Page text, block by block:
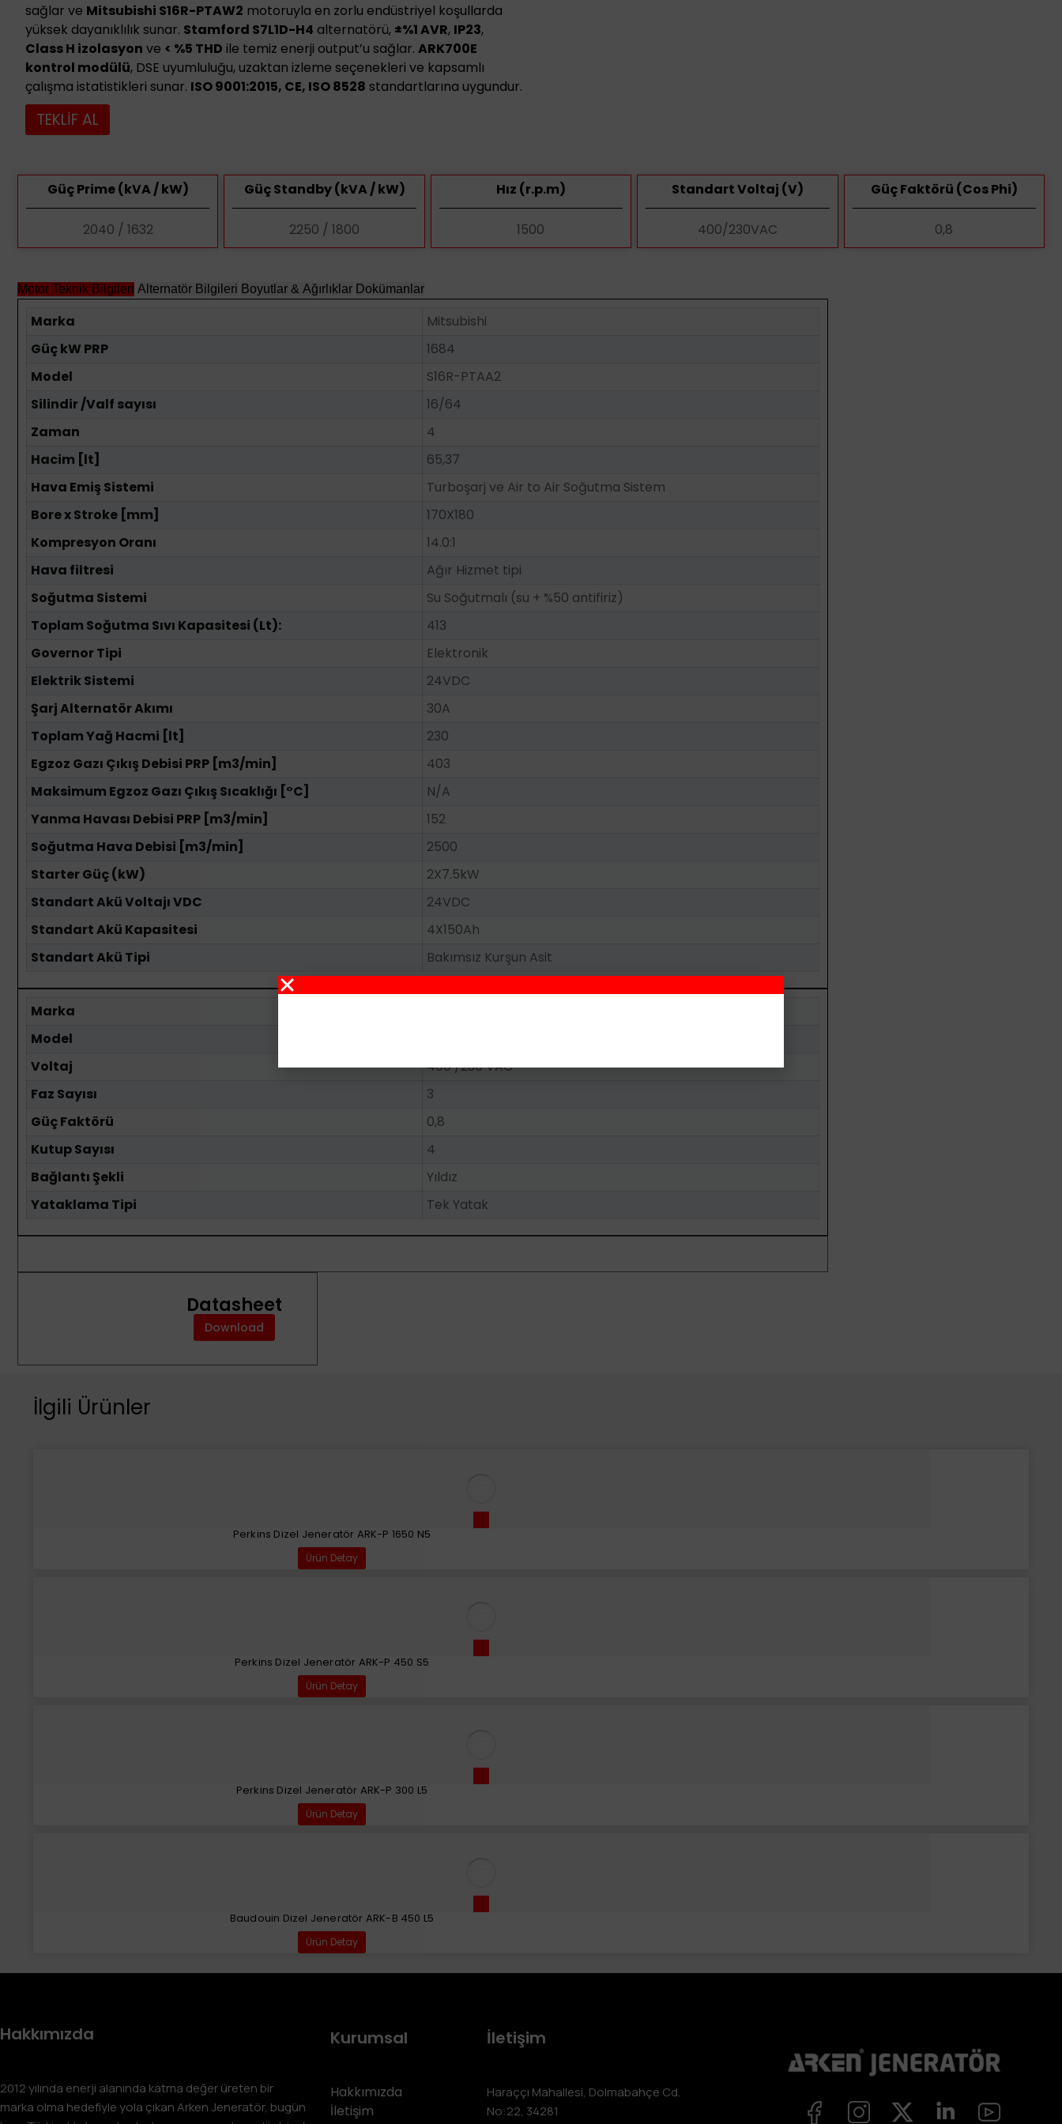
sağlar ve Mitsubishi S16R-PTAW2 motoruyla en zorlu endüstriyel koşullarda
yüksek dayanıklılık sunar. Stamford S7L1D-H4 alternatörü, ±%1 AVR, IP23,
Class H izolasyon ve < %5 THD ile temiz enerji output’u sağlar. ARK700E
kontrol modülü, DSE uyumluluğu, uzaktan izleme seçenekleri ve kapsamlı
çalışma istatistikleri sunar. ISO 9001:2015, CE, ISO 8528 standartlarına uygundur.
TEKLİF AL
Güç Prime (kVA / kW)
2040 / 1632
Güç Standby (kVA / kW)
2250 / 1800
Hız (r.p.m)
1500
Standart Voltaj (V)
400/230VAC
Güç Faktörü (Cos Phi)
0,8
Motor Teknik Bilgileri Alternatör Bilgileri Boyutlar & Ağırlıklar Dokümanlar
Marka
Mitsubishi
Güç kW PRP
1684
Model
S16R-PTAA2
Silindir /Valf sayısı
16/64
Zaman
4
Hacim [lt]
65,37
Hava Emiş Sistemi
Turboşarj ve Air to Air Soğutma Sistem
Bore x Stroke [mm]
170X180
Kompresyon Oranı
14.0:1
Hava filtresi
Ağır Hizmet tipi
Soğutma Sistemi
Su Soğutmalı (su + %50 antifiriz)
Toplam Soğutma Sıvı Kapasitesi (Lt):
413
Governor Tipi
Elektronik
Elektrik Sistemi
24VDC
Şarj Alternatör Akımı
30A
Toplam Yağ Hacmi [lt]
230
Egzoz Gazı Çıkış Debisi PRP [m3/min]
403
Maksimum Egzoz Gazı Çıkış Sıcaklığı [°C]
N/A
Yanma Havası Debisi PRP [m3/min]
152
Soğutma Hava Debisi [m3/min]
2500
Starter Güç (kW)
2X7.5kW
Standart Akü Voltajı VDC
24VDC
Standart Akü Kapasitesi
4X150Ah
Standart Akü Tipi
Bakımsız Kurşun Asit
Marka
Model
Voltaj
400 /230 VAC
Faz Sayısı
3
Güç Faktörü
0,8
Kutup Sayısı
4
Bağlantı Şekli
Yıldız
Yataklama Tipi
Tek Yatak
Datasheet
Download
İlgili Ürünler
Perkins Dizel Jeneratör ARK-P 1650 N5
Ürün Detay
Perkins Dizel Jeneratör ARK-P 450 S5
Ürün Detay
Perkins Dizel Jeneratör ARK-P 300 L5
Ürün Detay
Baudouin Dizel Jeneratör ARK-B 450 L5
Ürün Detay
Hakkımızda
2012 yılında enerji alanında katma değer üreten bir
marka olma hedefiyle yola çıkan Arken Jeneratör, bugün
Kurumsal
Hakkımızda
İletişim
İletişim
Haraççı Mahallesi, Dolmabahçe Cd.
No:22, 34281